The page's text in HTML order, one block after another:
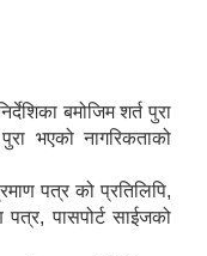
बमोजिम शर्त पुरा
भएको नागरिकताको
पत्र को प्रतिलिपि,
पासपोर्ट साईजको